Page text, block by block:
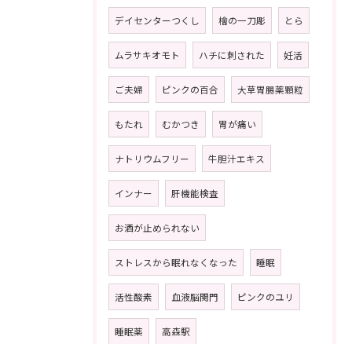
デイセンターつくし 檜の一刀彫 とら
ムラサキオモト ハチに刺された 妊活
ご夫婦 ピンクの百合 大草胃腸薬顆粒
もたれ むかつき 胃が痛い
ナトリウムフリー 牛胆汁エキス
インナー 肝機能検査
お酒が止められない
ストレスから眠れなくなった 睡眠
活性酸素 血液脳関門 ピンクのユリ
睡眠薬 高森駅